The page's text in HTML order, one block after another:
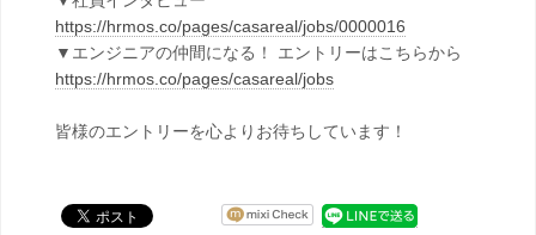
https://hrmos.co/pages/casareal/jobs/0000016
▼エンジニアの仲間になる！ エントリーはこちらから
https://hrmos.co/pages/casareal/jobs
皆様のエントリーを心よりお待ちしています！